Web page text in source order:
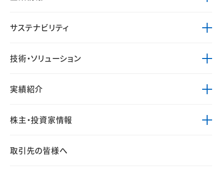
サステナビリティ
技術・ソリューション
実績紹介
株主・投資家情報
取引先の皆様へ